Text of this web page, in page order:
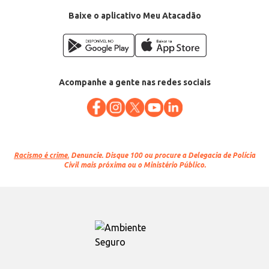
Baixe o aplicativo Meu Atacadão
Acompanhe a gente nas redes sociais
Racismo é crime. Denuncie. Disque 100 ou procure a Delegacia de Polícia
Civil mais próxima ou o Ministério Público.